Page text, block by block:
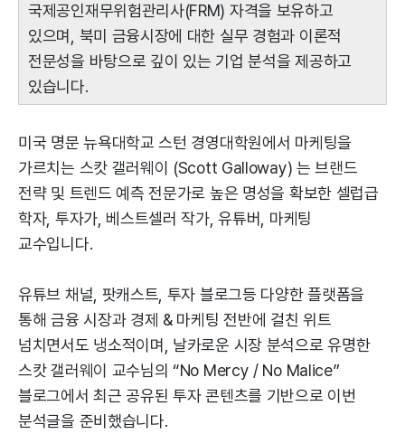
국제공인재무위험관리사(FRM) 자격을 보유하고
있으며, 북미 금융시장에 대한 실무 경험과 이론적
전문성을 바탕으로 깊이 있는 기업 분석을 제공하고
있습니다.
미국 명문 뉴욕대학교 스턴 경영대학원에서 마케팅을
가르치는 스캇 갤러웨이 (Scott Galloway) 는 브랜드
전략 및 트렌드 예측 전문가로 높은 명성을 확보한 셀럽급
학자, 투자가, 베스트셀러 작가, 유튜버, 마케팅
교수입니다.
유튜브 채널, 팟캐스트, 투자 블로그등 다양한 플랫폼을
통해 금융 시장과 경제 & 마케팅 전반에 걸친 위트
넘치면서도 냉소적이며, 날카로운 시장 분석으로 유명한
스캇 갤러웨이 교수님의 “No Mercy / No Malice”
블로그에서 최근 공유된 투자 콘텐츠를 기반으로 이번
분석글을 준비했습니다.